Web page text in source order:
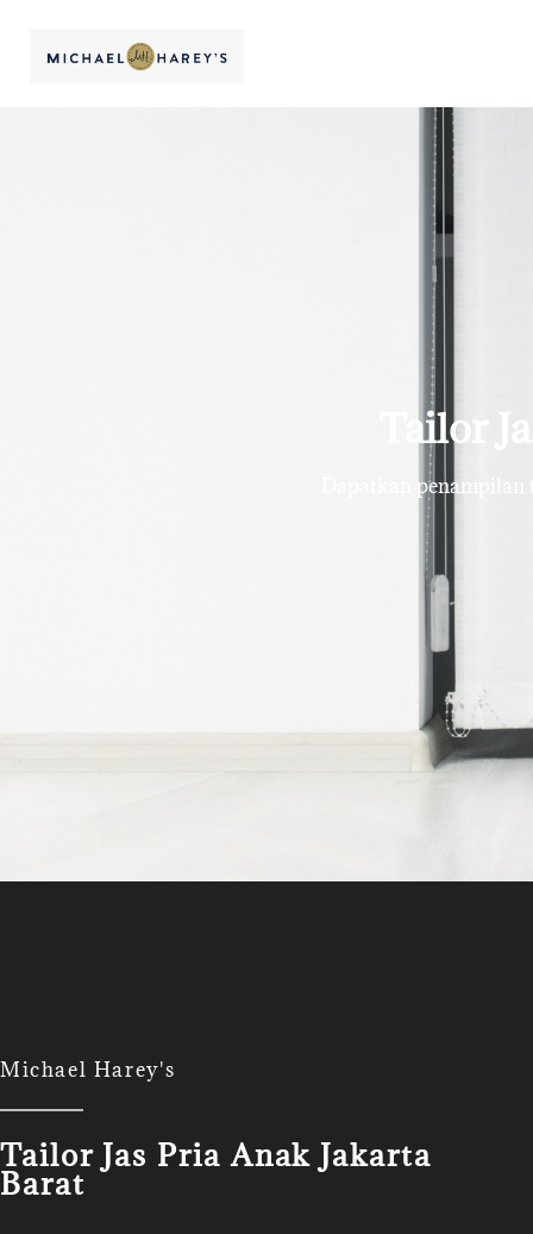
Tailor
Dapatkan
Michael Harey's
Tailor Jas Pria Anak Jakarta
Barat